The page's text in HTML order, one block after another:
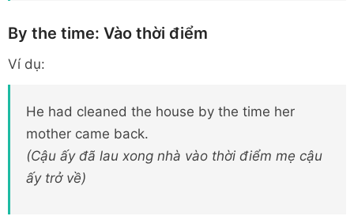
By the time: Vào thời điểm
Ví dụ:
He had cleaned the house by the time her
mother came back.
(Cậu ấy đã lau xong nhà vào thời điểm mẹ cậu
ấy trở về)